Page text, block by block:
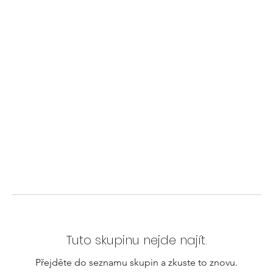
Tuto skupinu nejde najít.
Přejděte do seznamu skupin a zkuste to znovu.